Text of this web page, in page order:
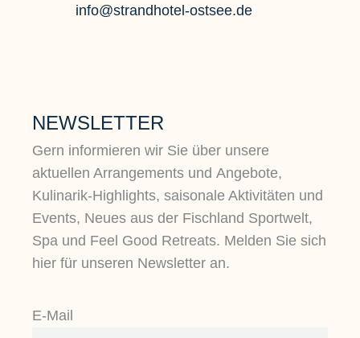
info@strandhotel-ostsee.de
NEWSLETTER
Gern informieren wir Sie über unsere
aktuellen Arrangements und Angebote,
Kulinarik-Highlights, saisonale Aktivitäten und
Events, Neues aus der Fischland Sportwelt,
Spa und Feel Good Retreats. Melden Sie sich
hier für unseren Newsletter an.
E-Mail